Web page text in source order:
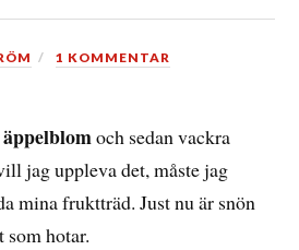
1 KOMMENTAR
och sedan vackra
jag uppleva det, måste jag
mina fruktträd. Just nu är snön
som hotar.